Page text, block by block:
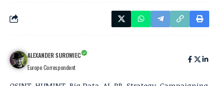
ALEXANDER SUROWIEC
Europe Correspondent